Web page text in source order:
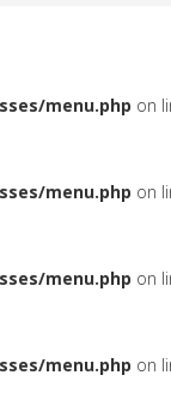
menu.php on
menu.php on
menu.php on
menu.php on